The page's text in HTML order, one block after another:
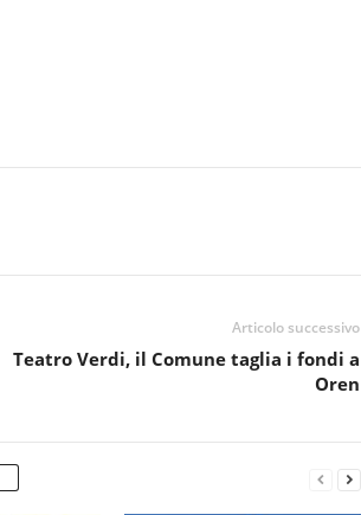
Articolo successivo
Teatro Verdi, il Comune taglia i fondi a
Oren